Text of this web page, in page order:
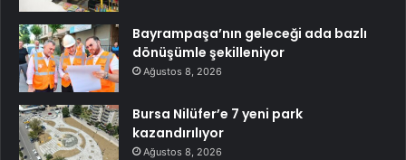
Bayrampaşa’nın geleceği ada bazlı
dönüşümle şekilleniyor
Ağustos 8, 2026
Bursa Nilüfer’e 7 yeni park
kazandırılıyor
Ağustos 8, 2026